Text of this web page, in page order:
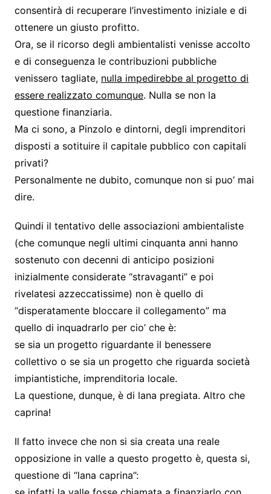
consentirà di recuperare l’investimento iniziale e di
ottenere un giusto profitto.
Ora, se il ricorso degli ambientalisti venisse accolto
e di conseguenza le contribuzioni pubbliche
venissero tagliate, nulla impedirebbe al progetto di
essere realizzato comunque. Nulla se non la
questione finanziaria.
Ma ci sono, a Pinzolo e dintorni, degli imprenditori
disposti a sotituire il capitale pubblico con capitali
privati?
Personalmente ne dubito, comunque non si puo’ mai
dire.
Quindi il tentativo delle associazioni ambientaliste
(che comunque negli ultimi cinquanta anni hanno
sostenuto con decenni di anticipo posizioni
inizialmente considerate “stravaganti” e poi
rivelatesi azzeccatissime) non è quello di
“disperatamente bloccare il collegamento” ma
quello di inquadrarlo per cio’ che è:
se sia un progetto riguardante il benessere
collettivo o se sia un progetto che riguarda società
impiantistiche, imprenditoria locale.
La questione, dunque, è di lana pregiata. Altro che
caprina!
Il fatto invece che non si sia creata una reale
opposizione in valle a questo progetto è, questa si,
questione di “lana caprina”: